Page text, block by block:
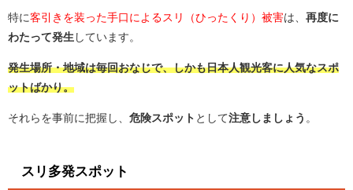
特に客引きを装った手口によるスリ（ひったくり）被害は、 再度に
わたって発生 しています。
発生場所・地域は毎回おなじで、しかも日本人観光客に人気なスポ
ットばかり。
それらを事前に把握し、 危険スポット として注意しましょう
スリ多発スポット